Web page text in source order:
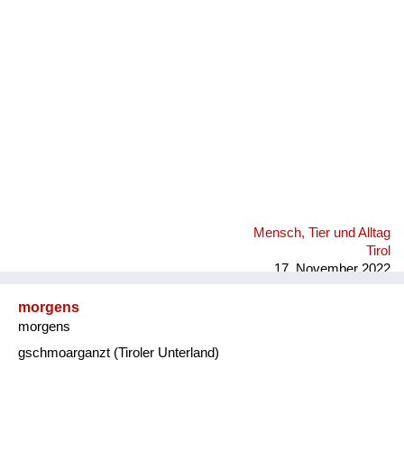
Mensch, Tier und Alltag
Tirol
17. November 2022
morgens
morgens
gschmoarganzt (Tiroler Unterland)